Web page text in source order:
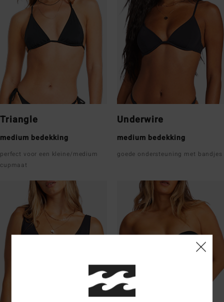
Triangle
medium bedekking
perfect voor een kleine/medium
cupmaat
Underwire
medium bedekking
goede ondersteuning met bandjes